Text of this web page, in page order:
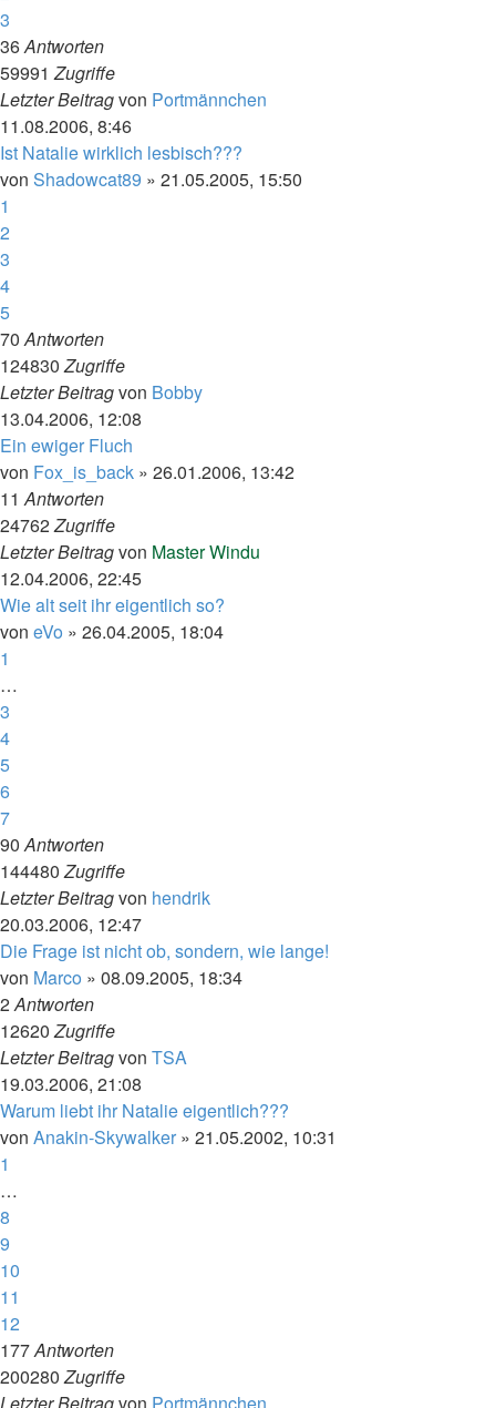
3
36Antworten
59991Zugriffe
Letzter Beitragvon Portmännchen
11.08.2006, 8:46
Ist Natalie wirklich lesbisch???
von Shadowcat89 » 21.05.2005, 15:50
1
2
3
4
5
70Antworten
124830Zugriffe
Letzter Beitragvon Bobby
13.04.2006, 12:08
Ein ewiger Fluch
von Fox_is_back » 26.01.2006, 13:42
11Antworten
24762Zugriffe
Letzter Beitragvon Master Windu
12.04.2006, 22:45
Wie alt seit ihr eigentlich so?
von eVo » 26.04.2005, 18:04
1
…
3
4
5
6
7
90Antworten
144480Zugriffe
Letzter Beitragvon hendrik
20.03.2006, 12:47
Die Frage ist nicht ob, sondern, wie lange!
von Marco » 08.09.2005, 18:34
2Antworten
12620Zugriffe
Letzter Beitragvon TSA
19.03.2006, 21:08
Warum liebt ihr Natalie eigentlich???
von Anakin-Skywalker » 21.05.2002, 10:31
1
…
8
9
10
11
12
177Antworten
200280Zugriffe